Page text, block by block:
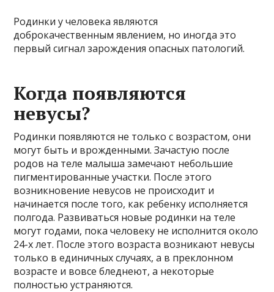
Родинки у человека являются
доброкачественным явлением, но иногда это
первый сигнал зарождения опасных патологий.
Когда появляются
невусы?
Родинки появляются не только с возрастом, они
могут быть и врожденными. Зачастую после
родов на теле малыша замечают небольшие
пигментированные участки. После этого
возникновение невусов не происходит и
начинается после того, как ребенку исполняется
полгода. Развиваться новые родинки на теле
могут годами, пока человеку не исполнится около
24-х лет. После этого возраста возникают невусы
только в единичных случаях, а в преклонном
возрасте и вовсе бледнеют, а некоторые
полностью устраняются.